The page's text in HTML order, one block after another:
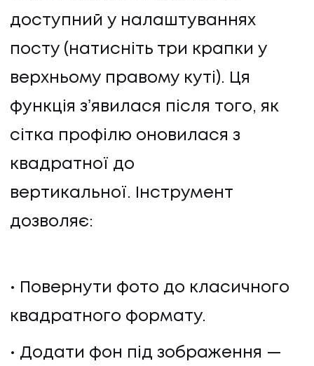
доступний у налаштуваннях
посту (натисніть три крапки у
верхньому правому куті). Ця
функція зʼявилася після того, як
сітка профілю оновилася з
квадратної до
вертикальної. Інструмент
дозволяє:
Повернути фото до класичного
квадратного формату.
Додати фон під зображення —
ПОСЛУГИ
ПОСЛУГИ
КАР'ЄРА
КЕЙСИ
КЕЙСИ
БЛОГ
ПРО НАС
ПРО НАС